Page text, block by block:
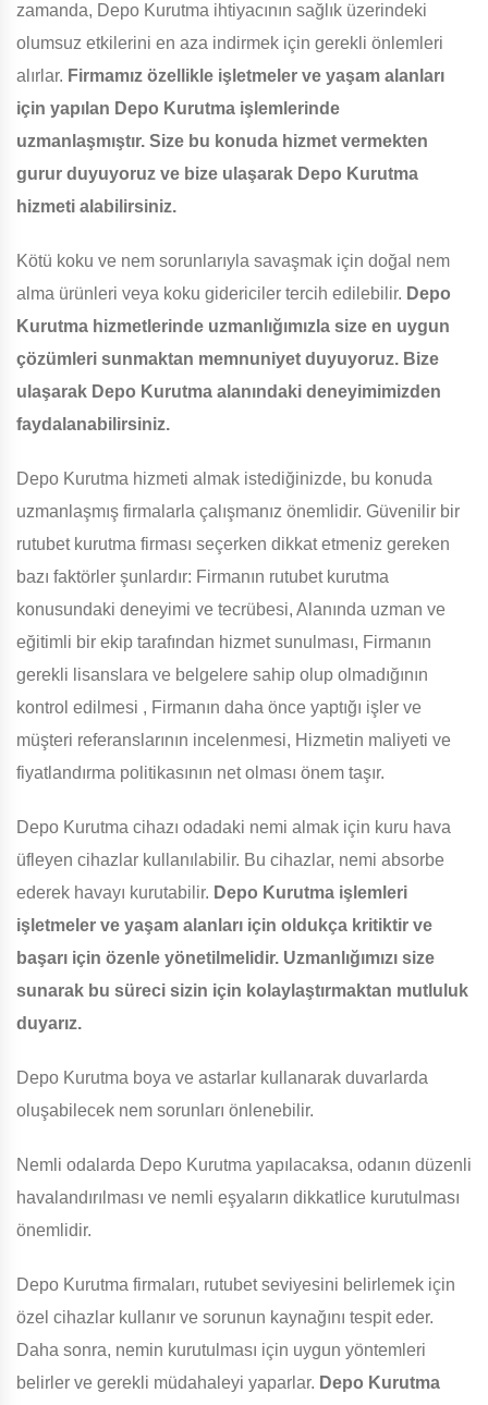
zamanda, Depo Kurutma ihtiyacının sağlık üzerindeki
olumsuz etkilerini en aza indirmek için gerekli önlemleri
alırlar. Firmamız özellikle işletmeler ve yaşam alanları
için yapılan Depo Kurutma işlemlerinde
uzmanlaşmıştır. Size bu konuda hizmet vermekten
gurur duyuyoruz ve bize ulaşarak Depo Kurutma
hizmeti alabilirsiniz.
Kötü koku ve nem sorunlarıyla savaşmak için doğal nem
alma ürünleri veya koku gidericiler tercih edilebilir. Depo
Kurutma hizmetlerinde uzmanlığımızla size en uygun
çözümleri sunmaktan memnuniyet duyuyoruz. Bize
ulaşarak Depo Kurutma alanındaki deneyimimizden
faydalanabilirsiniz.
Depo Kurutma hizmeti almak istediğinizde, bu konuda
uzmanlaşmış firmalarla çalışmanız önemlidir. Güvenilir bir
rutubet kurutma firması seçerken dikkat etmeniz gereken
bazı faktörler şunlardır: Firmanın rutubet kurutma
konusundaki deneyimi ve tecrübesi, Alanında uzman ve
eğitimli bir ekip tarafından hizmet sunulması, Firmanın
gerekli lisanslara ve belgelere sahip olup olmadığının
kontrol edilmesi , Firmanın daha önce yaptığı işler ve
müşteri referanslarının incelenmesi, Hizmetin maliyeti ve
fiyatlandırma politikasının net olması önem taşır.
Depo Kurutma cihazı odadaki nemi almak için kuru hava
üfleyen cihazlar kullanılabilir. Bu cihazlar, nemi absorbe
ederek havayı kurutabilir. Depo Kurutma işlemleri
işletmeler ve yaşam alanları için oldukça kritiktir ve
başarı için özenle yönetilmelidir. Uzmanlığımızı size
sunarak bu süreci sizin için kolaylaştırmaktan mutluluk
duyarız.
Depo Kurutma boya ve astarlar kullanarak duvarlarda
oluşabilecek nem sorunları önlenebilir.
Nemli odalarda Depo Kurutma yapılacaksa, odanın düzenli
havalandırılması ve nemli eşyaların dikkatlice kurutulması
önemlidir.
Depo Kurutma firmaları, rutubet seviyesini belirlemek için
özel cihazlar kullanır ve sorunun kaynağını tespit eder.
Daha sonra, nemin kurutulması için uygun yöntemleri
belirler ve gerekli müdahaleyi yaparlar. Depo Kurutma